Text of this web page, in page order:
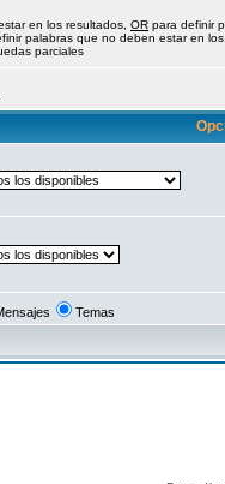
en los resultados, OR para definir
palabras que no deben estar en los
parciales
Temas